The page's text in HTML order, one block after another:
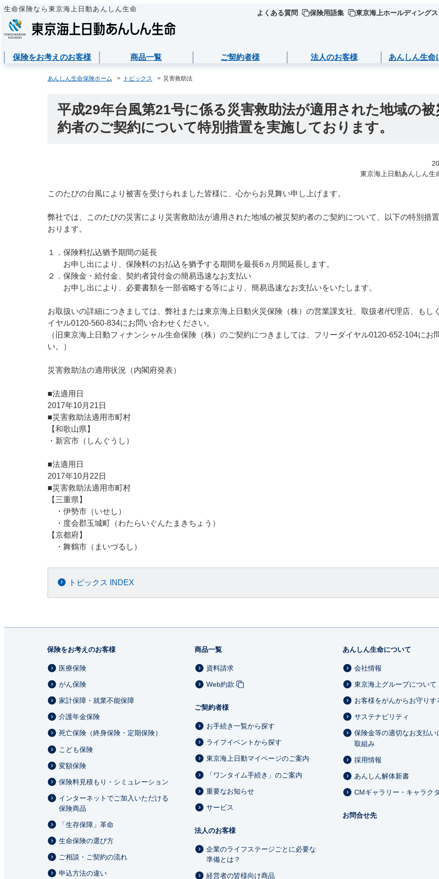
生命保険なら東京海上日動あんしん生命 よくある質問 保険用語集 東京海上ホールディングス
保険をお考えのお客様
保険をお考えのお客様TOPへ 保険商品から選ぶ
ライフイベントから選ぶ
インターネットでご加入いただける
ご相談・ご契約の流れ
申込方法の違い
商品一覧
医療保険
メディカルＫｉｔ ＮＥＯ
あんしん治療サポート保険R
メディカルＫｉｔエール
がん保険
がん診断保険Ｒ
死亡保険（終身保険・定期保険）
長生き支援終身
あんしん定期エール
あんしん終身エール
あんしん夢終身
定期保険
ご契約者様
ご契約者様TOPへ
東京海上日動マイページのご案内
各種お手続き
保険金・給付金・満期金・年金等の
保険証券・控除証明書の発行・再発
行
変額保険・変額年金保険固有のお手
総合福祉団体定期保険のお手続き
ライフイベントごとのお手続き
急な資金が必要なとき
保険料の支払いが困難なとき
海外渡航するとき
子どもが生まれるとき
子どもが独立・就職するとき
転職・退職するとき
離婚するとき
法人のお客様
法人のお客様TOPへ
企業のライフステージごとに必要な
準備とは？
あんしん生命
あんしん生命についてTOPへ 東京海上グループについて
会社情報
採用情報
保険金等の適切なお支払いに向けた
あんしん解体新書
CMギャラリー・キャラクター紹介
あんしん生命保険ホーム トピックス 災害救助法
平成29年台風第21号に係る災害救助法が適用された地域の被
約者のご契約について特別措置を実施しております。
東京海上日動あんしん生
このたびの台風により被害を受けられました皆様に、心からお見舞い申し上げます。
弊社では、このたびの災害により災害救助法が適用された地域の被災契約者のご契約について、以下の特別措
おります。
１．保険料払込猶予期間の延長
お申し出により、保険料のお払込を猶予する期間を最長6ヵ月間延長します。
２．保険金・給付金、契約者貸付金の簡易迅速なお支払い
お申し出により、必要書類を一部省略する等により、簡易迅速なお支払いをいたします。
お取扱いの詳細につきましては、弊社または東京海上日動火災保険（株）の営業課支社、取扱者/代理店、もし
イヤル0120-560-834にお問い合わせください。
（旧東京海上日動フィナンシャル生命保険（株）のご契約につきましては、フリーダイヤル0120-652-104にお
い。）
災害救助法の適用状況（内閣府発表）
■法適用日
2017年10月21日
■災害救助法適用市町村
【和歌山県】
・新宮市（しんぐうし）
■法適用日
2017年10月22日
■災害救助法適用市町村
【三重県】
・伊勢市（いせし）
・度会郡玉城町（わたらいぐんたまきちょう）
【京都府】
・舞鶴市（まいづるし）
トピックス INDEX
保険をお考えのお客様
医療保険
がん保険
家計保障・就業不能保障
介護年金保険
死亡保険（終身保険・定期保険）
こども保険
変額保険
保険料見積もり・シミュレーション
インターネットでご加入いただける
保険商品
「生存保障」革命
生命保険の選び方
ご相談・ご契約の流れ
申込方法の違い
商品一覧
資料請求
Web約款
ご契約者様
お手続き一覧から探す
ライフイベントから探す
東京海上日動マイページのご案内
「ワンタイム手続き」のご案内
重要なお知らせ
サービス
法人のお客様
企業のライフステージごとに必要な
準備とは？
経営者の皆様向け商品
あんしん生命について
会社情報
東京海上グループについて
お客様をがんからお守りす
サステナビリティ
保険金等の適切なお支払い
取組み
採用情報
あんしん解体新書
CMギャラリー・キャラク
お問合せ先